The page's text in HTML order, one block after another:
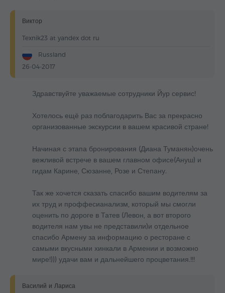
Виктор
Texnik23 at yandex dot ru
Russland
26-04-2017
Здравствуйте уважаемые сотрудники Йур сервис!
Хотелось ещё раз поблагодарить Вас за прекрасно
организованные экскурсии в вашем красивой стране!
Начиная с этапа бронирования (Диана Туманян)очень
вежливой встрече в вашем главном офисе(Ануш) и
гидам Карине, Сюзанне, Розе и Степану.
Так же хочется сказать спасибо вашим водителям за
их труд и проффесианализм, который мы смогли
оценить по дороге в Татев (Левон, а вот второго
водителя нам увы не представили)и отдельное
спасибо Армену за информацию о ресторане с
самыми вкусными хинкали в Армении и возможно
мире!))) удачи вам и дальнейшего процветания.!!!
Василий и Лариса